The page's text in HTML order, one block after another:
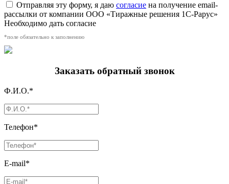
Отправляя эту форму, я даю согласие на получение email-
рассылки от компании ООО «Тиражные решения 1С-Рарус»
Необходимо дать согласие
*поле обязательно к заполнению
Заказать обратный звонок
Ф.И.О.*
Телефон*
E-mail*